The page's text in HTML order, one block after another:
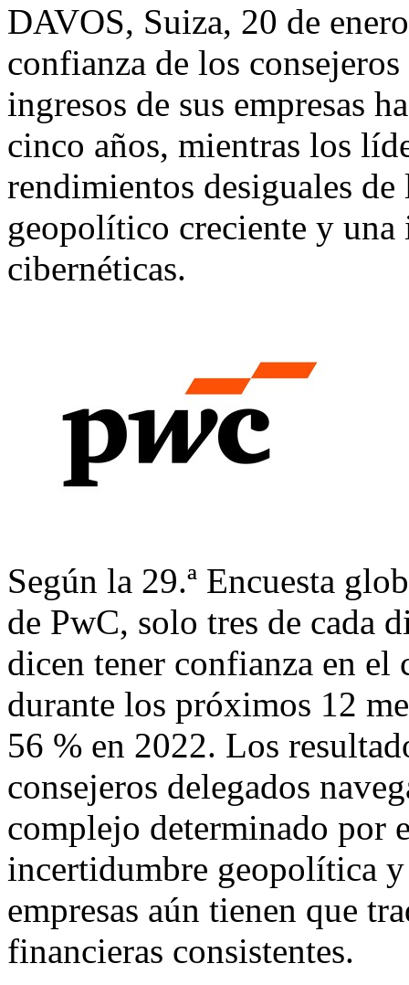
DAVOS, Suiza, 20 de
confianza de los
ingresos de sus empresas
cinco años, mientras los
rendimientos desiguales
geopolítico creciente y una
cibernéticas.
Según la 29.ª Encuesta
de PwC, solo tres de cada
dicen tener confianza en el
durante los próximos 12
56 % en 2022. Los
consejeros delegados
complejo determinado por
incertidumbre geopolítica
empresas aún tienen que
financieras consistentes.